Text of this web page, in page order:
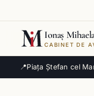
📍Piața Ștefan cel
Ionaș
CABINET DE